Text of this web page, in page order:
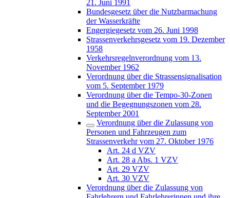
21. Juni 1991
Bundesgesetz über die Nutzbarmachung
der Wasserkräfte
Engergiegesetz vom 26. Juni 1998
Strassenverkehrsgesetz vom 19. Dezember
1958
Verkehrsregelnverordnung vom 13.
November 1962
Verordnung über die Strassensignalisation
vom 5. September 1979
Verordnung über die Tempo-30-Zonen
und die Begegnungszonen vom 28.
September 2001
Verordnung über die Zulassung von
Personen und Fahrzeugen zum
Strassenverkehr vom 27. Oktober 1976
Art. 24 d VZV
Art. 28 a Abs. 1 VZV
Art. 29 VZV
Art. 30 VZV
Verordnung über die Zulassung von